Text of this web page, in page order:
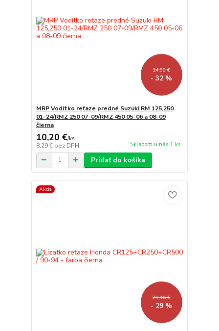
14,90 €
- 32 %
MRP Vodítko reťaze predné Suzuki RM 125,250
01-24/RMZ 250 07-09/RMZ 450 05-06 a 08-09
čierna
10,20 €/ks
8,29 € bez DPH Skladom u nás 1 ks
Pridať do košíka
Akcia
21,16 €
- 29 %